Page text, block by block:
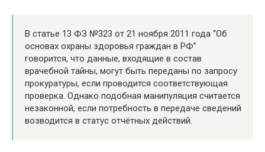
В статье 13 ФЗ №323 от 21 ноября 2011 года “Об
основах охраны здоровья граждан в РФ”
говорится, что данные, входящие в состав
врачебной тайны, могут быть переданы по запросу
прокуратуры, если проводится соответствующая
проверка. Однако подобная манипуляция считается
незаконной, если потребность в передаче сведений
возводится в статус отчётных действий.